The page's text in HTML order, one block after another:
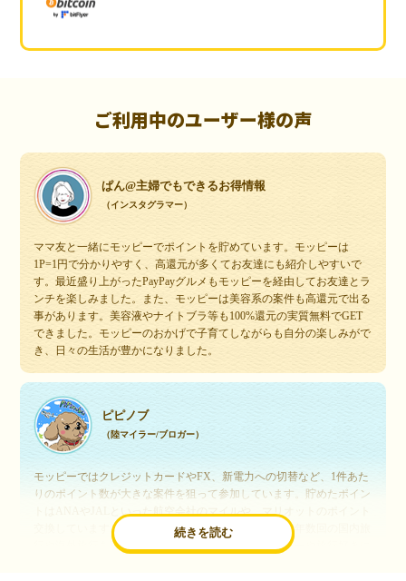
ご利用中のユーザー様の声
ぱん@主婦でもできるお得情報
（インスタグラマー）
ママ友と一緒にモッピーでポイントを貯めています。モッピーは
1P=1円で分かりやすく、高還元が多くてお友達にも紹介しやすいで
す。最近盛り上がったPayPayグルメもモッピーを経由してお友達とラ
ンチを楽しみました。また、モッピーは美容系の案件も高還元で出る
事があります。美容液やナイトブラ等も100%還元の実質無料でGET
できました。モッピーのおかげで子育てしながらも自分の楽しみがで
き、日々の生活が豊かになりました。
続きを読む
ピピノブ
（陸マイラー/ブロガー）
モッピーではクレジットカードやFX、新電力への切替など、1件あた
りのポイント数が大きな案件を狙って参加しています。貯めたポイン
交換しています。このようにすることで、ほぼ無料で年数回の国内旅
行や海外旅行を実現しています。モッピーは陸マイラーや旅行好きに